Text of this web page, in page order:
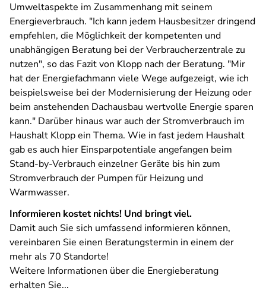
Umweltaspekte im Zusammenhang mit seinem
Energieverbrauch. "Ich kann jedem Hausbesitzer dringend
empfehlen, die Möglichkeit der kompetenten und
unabhängigen Beratung bei der Verbraucherzentrale zu
nutzen", so das Fazit von Klopp nach der Beratung. "Mir
hat der Energiefachmann viele Wege aufgezeigt, wie ich
beispielsweise bei der Modernisierung der Heizung oder
beim anstehenden Dachausbau wertvolle Energie sparen
kann." Darüber hinaus war auch der Stromverbrauch im
Haushalt Klopp ein Thema. Wie in fast jedem Haushalt
gab es auch hier Einsparpotentiale angefangen beim
Stand-by-Verbrauch einzelner Geräte bis hin zum
Stromverbrauch der Pumpen für Heizung und
Warmwasser.
Informieren kostet nichts! Und bringt viel.
Damit auch Sie sich umfassend informieren können,
vereinbaren Sie einen Beratungstermin in einem der
mehr als 70 Standorte!
Weitere Informationen über die Energieberatung
erhalten Sie...